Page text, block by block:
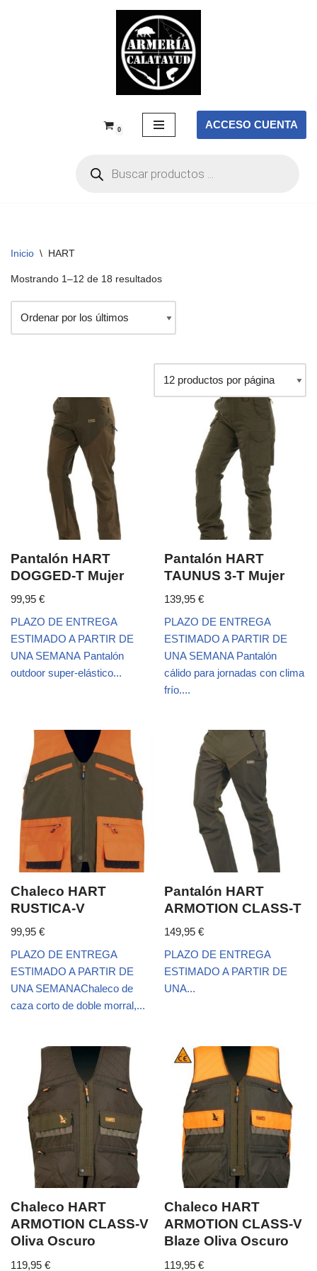
0 ACCESO CUENTA
Inicio \ HART
Mostrando 1–12 de 18 resultados
Pantalón HART
DOGGED-T Mujer
99,95 €
PLAZO DE ENTREGA
ESTIMADO A PARTIR DE
UNA SEMANA Pantalón
outdoor super-elástico...
Pantalón HART
TAUNUS 3-T Mujer
139,95€
PLAZO DE ENTREGA
ESTIMADO A PARTIR DE
UNA SEMANA Pantalón
cálido para jornadas con clima
frío....
Chaleco HART
RUSTICA-V
99,95 €
PLAZO DE ENTREGA
ESTIMADO A PARTIR DE
UNA SEMANAChaleco de
caza corto de doble morral,...
Pantalón HART
ARMOTION CLASS-T
149,95€
PLAZO DE ENTREGA
ESTIMADO A PARTIR DE
UNA...
Chaleco HART
ARMOTION CLASS-V
Oliva Oscuro
119,95 €
Chaleco HART
ARMOTION CLASS-V
Blaze Oliva Oscuro
119,95€